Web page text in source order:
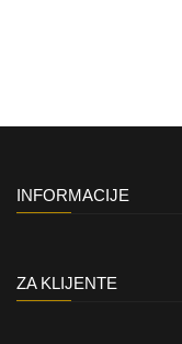
INFORMACIJE
ZA KLIJENTE